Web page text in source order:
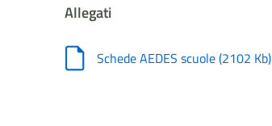
Allegati
Schede AEDES scuole(2102 Kb)